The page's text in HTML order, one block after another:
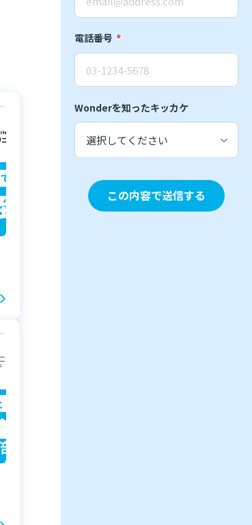
電話番号 *
Wonderを知ったキッカケ
keyboard_arrow_down
この内容で送信する